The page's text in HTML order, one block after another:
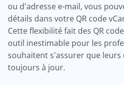
ou d'adresse e-mail, vous
détails dans votre QR code
Cette flexibilité fait des QR
outil inestimable pour les
souhaitent s'assurer que
toujours à jour.